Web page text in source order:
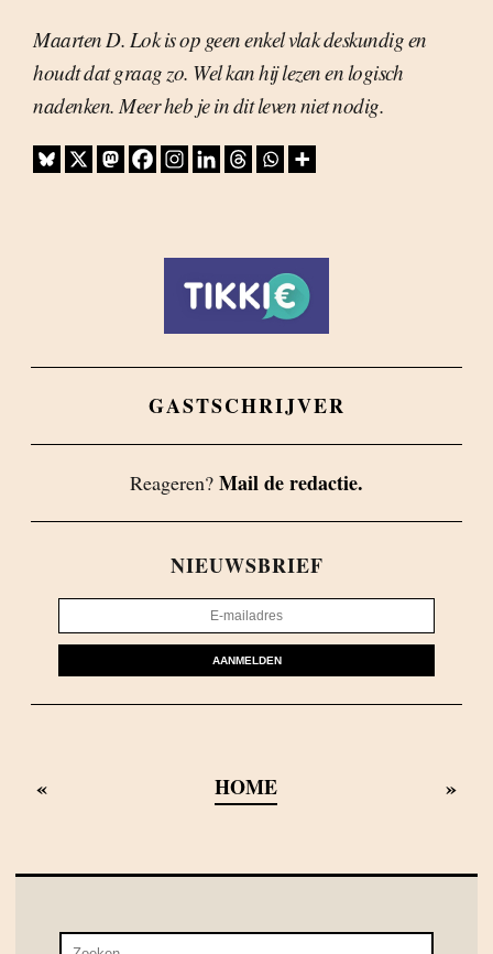
Maarten D. Lok is op geen enkel vlak deskundig en
houdt dat graag zo. Wel kan hij lezen en logisch
nadenken. Meer heb je in dit leven niet nodig.
GASTSCHRIJVER
Reageren? Mail de redactie.
NIEUWSBRIEF
AANMELDEN
« HOME »